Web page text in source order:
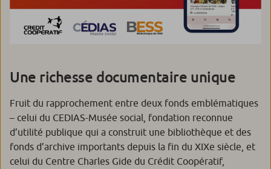
Une richesse documentaire unique
Fruit du rapprochement entre deux fonds emblématiques
– celui du CEDIAS-Musée social, fondation reconnue
d’utilité publique qui a construit une bibliothèque et des
fonds d’archive importants depuis la fin du XIXe siècle, et
celui du Centre Charles Gide du Crédit Coopératif,